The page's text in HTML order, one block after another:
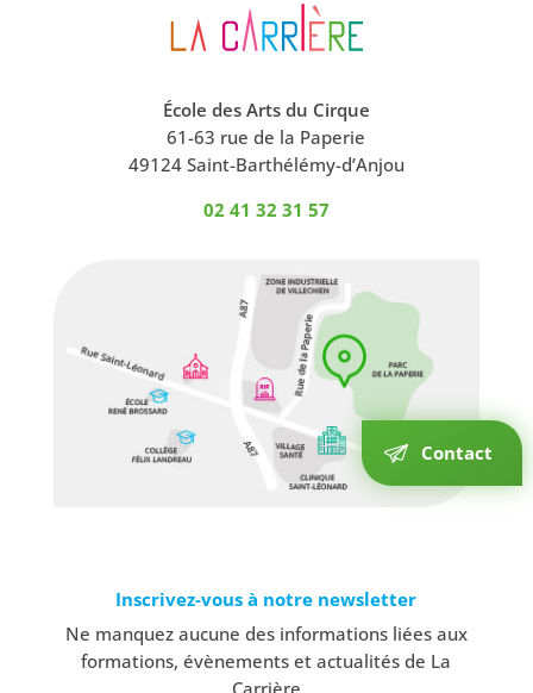
École des Arts du Cirque
61-63 rue de la Paperie
49124 Saint-Barthélémy-d’Anjou
02 41 32 31 57
Contact
Inscrivez-vous à notre newsletter
Ne manquez aucune des informations liées aux
formations, évènements et actualités de La
Carrière